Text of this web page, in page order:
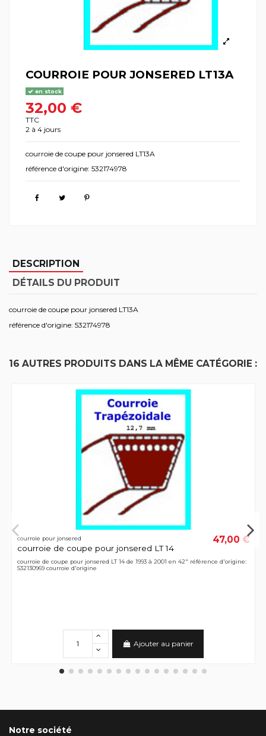
COURROIE POUR JONSERED LT13A
en stock
32,00 €
TTC
2 à 4 jours
courroie de coupe pour jonsered LT13A
référence d'origine: 532174978
DESCRIPTION
DÉTAILS DU PRODUIT
courroie de coupe pour jonsered LT13A
référence d'origine: 532174978
16 AUTRES PRODUITS DANS LA MÊME CATÉGORIE :
courroie pour jonsered
courroie de coupe pour jonsered LT 14
47,00 €
courroie de coupe pour jonsered LT 14 de 1993 à 2001 en 42" référence d'origine:
532130969 courroie d'origine
Ajouter au panier
Notre société